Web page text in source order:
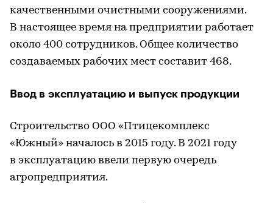
качественными очистными сооружениями.
В настоящее время на предприятии работает
около 400 сотрудников. Общее количество
создаваемых рабочих мест составит 468.
Ввод в эксплуатацию и выпуск продукции
Строительство ООО «Птицекомплекс
«Южный» началось в 2015 году. В 2021 году
в эксплуатацию ввели первую очередь
агропредприятия.